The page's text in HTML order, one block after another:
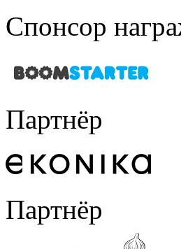
Спонсор
Партнёр
Партнёр